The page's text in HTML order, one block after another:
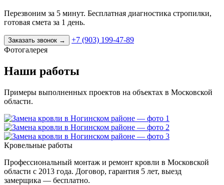
Перезвоним за 5 минут. Бесплатная диагностика стропилки,
готовая смета за 1 день.
Заказать звонок →
+7 (903) 199-47-89
Фотогалерея
Наши работы
Примеры выполненных проектов на объектах в Московской
области.
Кровельные работы
Профессиональный монтаж и ремонт кровли в Московской
области с 2013 года. Договор, гарантия 5 лет, выезд
замерщика — бесплатно.